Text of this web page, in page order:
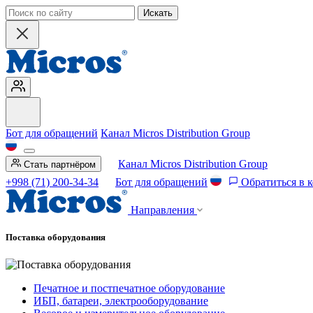
Искать
Бот для обращений Канал Micros Distribution Group
Стать партнёром
Канал Micros Distribution Group
+998 (71) 200-34-34
Бот для обращений Обратиться в
Направления
Поставка оборудования
Печатное и постпечатное оборудование
ИБП, батареи, электрооборудование